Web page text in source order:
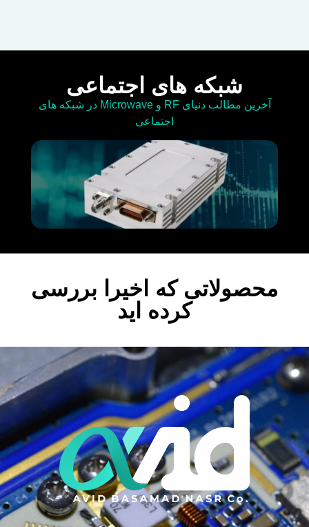
شبکه های اجتماعی
آخرین مطالب دنیای RF و Microwave در شبکه های
اجتماعی
محصولاتی که اخیرا بررسی
کرده اید